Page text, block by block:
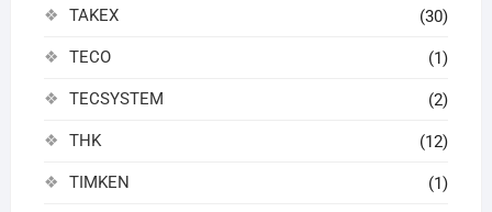
TAKEX (30)
TECO (1)
TECSYSTEM (2)
THK (12)
TIMKEN (1)